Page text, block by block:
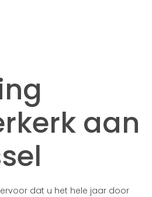
aan
dat u het hele jaar door